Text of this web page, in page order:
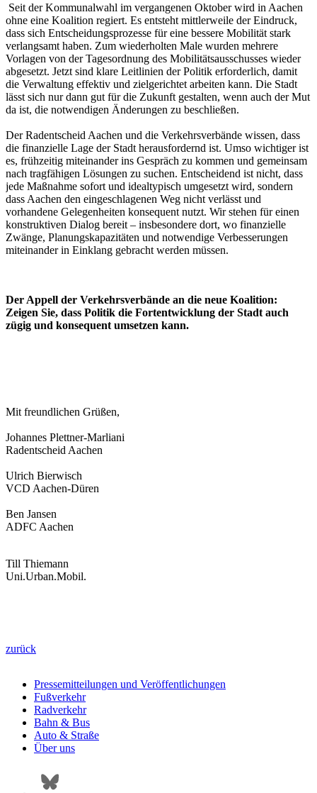
Seit der Kommunalwahl im vergangenen Oktober wird in Aachen
ohne eine Koalition regiert. Es entsteht mittlerweile der Eindruck,
dass sich Entscheidungsprozesse für eine bessere Mobilität stark
verlangsamt haben. Zum wiederholten Male wurden mehrere
Vorlagen von der Tagesordnung des Mobilitätsausschusses wieder
abgesetzt. Jetzt sind klare Leitlinien der Politik erforderlich, damit
die Verwaltung effektiv und zielgerichtet arbeiten kann. Die Stadt
lässt sich nur dann gut für die Zukunft gestalten, wenn auch der Mut
da ist, die notwendigen Änderungen zu beschließen.
Der Radentscheid Aachen und die Verkehrsverbände wissen, dass
die finanzielle Lage der Stadt herausfordernd ist. Umso wichtiger ist
es, frühzeitig miteinander ins Gespräch zu kommen und gemeinsam
nach tragfähigen Lösungen zu suchen. Entscheidend ist nicht, dass
jede Maßnahme sofort und idealtypisch umgesetzt wird, sondern
dass Aachen den eingeschlagenen Weg nicht verlässt und
vorhandene Gelegenheiten konsequent nutzt. Wir stehen für einen
konstruktiven Dialog bereit – insbesondere dort, wo finanzielle
Zwänge, Planungskapazitäten und notwendige Verbesserungen
miteinander in Einklang gebracht werden müssen.
Der Appell der Verkehrsverbände an die neue Koalition:
Zeigen Sie, dass Politik die Fortentwicklung der Stadt auch
zügig und konsequent umsetzen kann.
Mit freundlichen Grüßen,
Johannes Plettner-Marliani
Radentscheid Aachen
Ulrich Bierwisch
VCD Aachen-Düren
Ben Jansen
ADFC Aachen
Till Thiemann
Uni.Urban.Mobil.
zurück
Pressemitteilungen und Veröffentlichungen
Fußverkehr
Radverkehr
Bahn & Bus
Auto & Straße
Über uns